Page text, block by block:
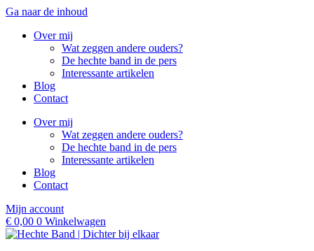
Ga naar de inhoud
Over mij
Wat zeggen andere ouders?
De hechte band in de pers
Interessante artikelen
Blog
Contact
Over mij
Wat zeggen andere ouders?
De hechte band in de pers
Interessante artikelen
Blog
Contact
Mijn account
€ 0,00 0 Winkelwagen